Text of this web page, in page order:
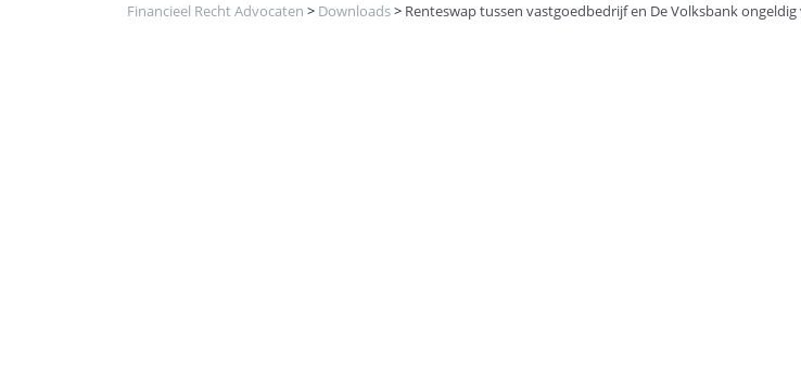
Financieel Recht Advocaten > Downloads> Renteswap tussen vastgoedbedrijf en De Volksbank ongeldig